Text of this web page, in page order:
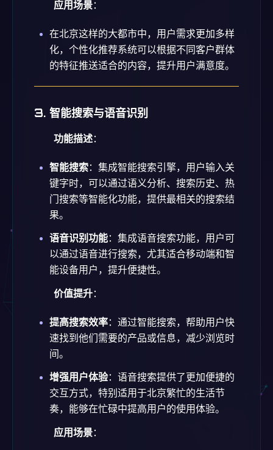
应用场景：
在北京这样的大都市中，用户需求更加多样
化，个性化推荐系统可以根据不同客户群体
的特征推送适合的内容，提升用户满意度。
3. 智能搜索与语音识别
功能描述：
智能搜索：集成智能搜索引擎，用户输入关
键字时，可以通过语义分析、搜索历史、热
门搜索等智能化功能，提供最相关的搜索结
果。
语音识别功能：集成语音搜索功能，用户可
以通过语音进行搜索，尤其适合移动端和智
能设备用户，提升便捷性。
价值提升：
提高搜索效率：通过智能搜索，帮助用户快
速找到他们需要的产品或信息，减少浏览时
间。
增强用户体验：语音搜索提供了更加便捷的
交互方式，特别适用于北京繁忙的生活节
奏，能够在忙碌中提高用户的使用体验。
应用场景：